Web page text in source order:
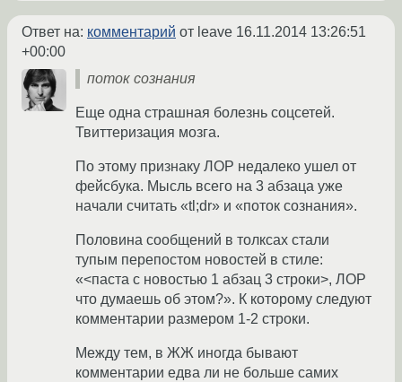
Ответ на: комментарий от leave 16.11.2014 13:26:51
+00:00
поток сознания
Еще одна страшная болезнь соцсетей.
Твиттеризация мозга.
По этому признаку ЛОР недалеко ушел от
фейсбука. Мысль всего на 3 абзаца уже
начали считать «tl;dr» и «поток сознания».
Половина сообщений в толксах стали
тупым перепостом новостей в стиле:
«<паста с новостью 1 абзац 3 строки>, ЛОР
что думаешь об этом?». К которому следуют
комментарии размером 1-2 строки.
Между тем, в ЖЖ иногда бывают
комментарии едва ли не больше самих